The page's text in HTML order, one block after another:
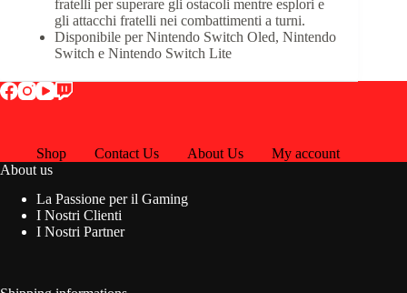
fratelli per superare gli ostacoli mentre esplori e
gli attacchi fratelli nei combattimenti a turni.
Disponibile per Nintendo Switch Oled, Nintendo
Switch e Nintendo Switch Lite
Shop Contact Us About Us
My account
About us
La Passione per il Gaming
I Nostri Clienti
I Nostri Partner